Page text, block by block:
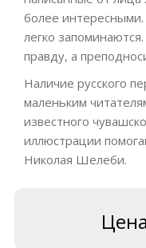
более
легко
правду, а
Наличие русского
маленьким
известного
иллюстрации
Николая Шелеби.